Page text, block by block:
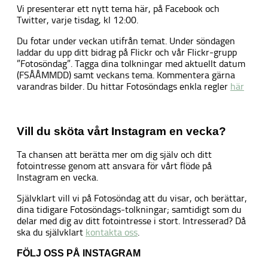
Vi presenterar ett nytt tema här, på Facebook och
Twitter, varje tisdag, kl 12:00.
Du fotar under veckan utifrån temat. Under söndagen
laddar du upp ditt bidrag på Flickr och vår Flickr-grupp
”Fotosöndag”. Tagga dina tolkningar med aktuellt datum
(FSÅÅMMDD) samt veckans tema. Kommentera gärna
varandras bilder. Du hittar Fotosöndags enkla regler här
Vill du sköta vårt Instagram en vecka?
Ta chansen att berätta mer om dig själv och ditt
fotointresse genom att ansvara för vårt flöde på
Instagram en vecka.
Självklart vill vi på Fotosöndag att du visar, och berättar,
dina tidigare Fotosöndags-tolkningar; samtidigt som du
delar med dig av ditt fotointresse i stort. Intresserad? Då
ska du självklart kontakta oss.
FÖLJ OSS PÅ INSTAGRAM